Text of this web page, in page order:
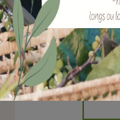
Quantité :
Unité
-